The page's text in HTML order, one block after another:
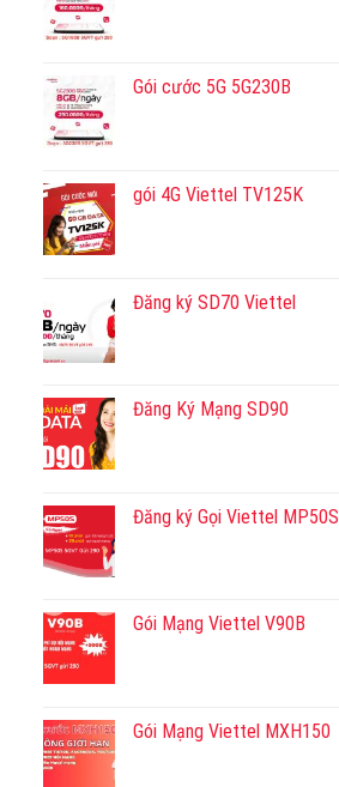
Gói cước 5G 5G230B
gói 4G Viettel TV125K
Đăng ký SD70 Viettel
Đăng Ký Mạng SD90
Đăng ký Gọi Viettel MP50S
Gói Mạng Viettel V90B
Gói Mạng Viettel MXH150